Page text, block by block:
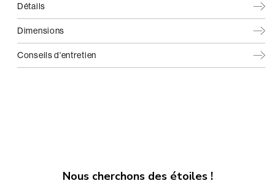
Détails
Dimensions
Conseils d'entretien
Nous cherchons des étoiles !